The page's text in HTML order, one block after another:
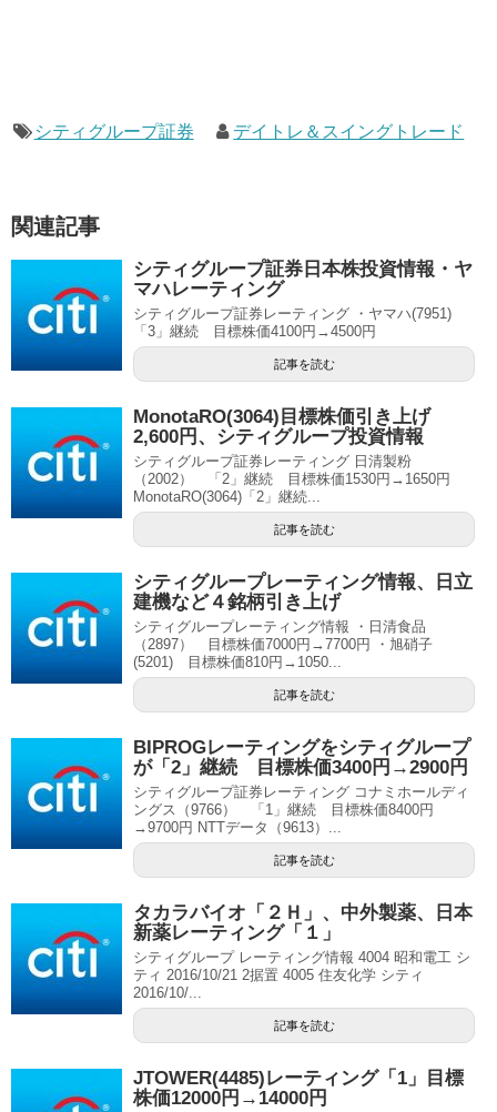
シティグループ証券 デイトレ＆スイングトレード
関連記事
シティグループ証券日本株投資情報・ヤ
マハレーティング
シティグループ証券レーティング ・ヤマハ(7951)
「3」継続 目標株価4100円→4500円
記事を読む
MonotaRO(3064)目標株価引き上げ
2,600円、シティグループ投資情報
シティグループ証券レーティング 日清製粉
（2002） 「2」継続 目標株価1530円→1650円
MonotaRO(3064)「2」継続...
記事を読む
シティグループレーティング情報、日立
建機など４銘柄引き上げ
シティグループレーティング情報 ・日清食品
（2897） 目標株価7000円→7700円 ・旭硝子
(5201) 目標株価810円→1050...
記事を読む
BIPROGレーティングをシティグループ
が「2」継続 目標株価3400円→2900円
シティグループ証券レーティング コナミホールディ
ングス（9766） 「1」継続 目標株価8400円
→9700円 NTTデータ（9613）...
記事を読む
タカラバイオ「２Ｈ」、中外製薬、日本
新薬レーティング「１」
シティグループ レーティング情報 4004 昭和電工 シ
ティ 2016/10/21 2据置 4005 住友化学 シティ
2016/10/...
記事を読む
JTOWER(4485)レーティング「1」目標
株価12000円→14000円